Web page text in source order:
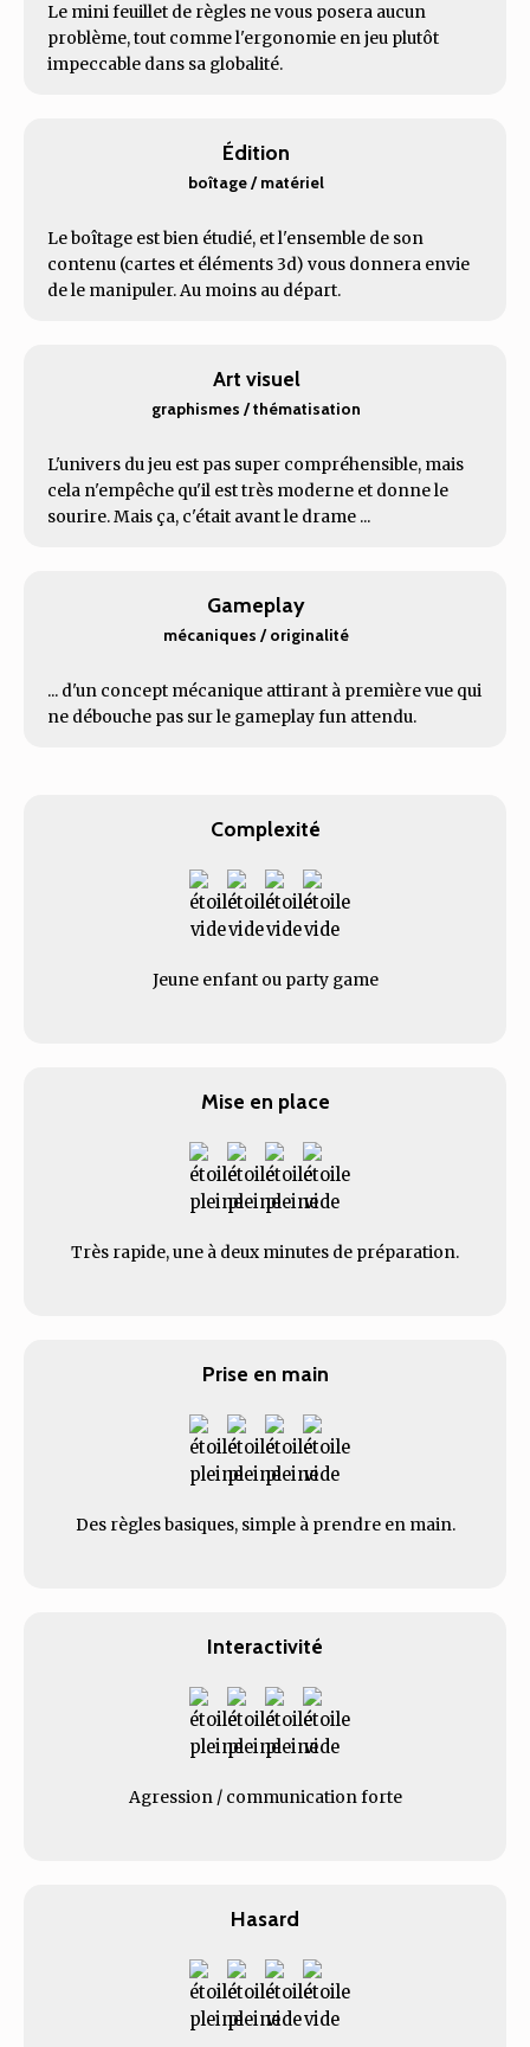
Le mini feuillet de règles ne vous posera aucun
problème, tout comme l'ergonomie en jeu plutôt
impeccable dans sa globalité.
Édition
boîtage / matériel
Le boîtage est bien étudié, et l'ensemble de son
contenu (cartes et éléments 3d) vous donnera envie
de le manipuler. Au moins au départ.
Art visuel
graphismes / thématisation
L'univers du jeu est pas super compréhensible, mais
cela n'empêche qu'il est très moderne et donne le
sourire. Mais ça, c'était avant le drame ...
Gameplay
mécaniques / originalité
... d'un concept mécanique attirant à première vue qui
ne débouche pas sur le gameplay fun attendu.
Complexité
Jeune enfant ou party game
Mise en place
Très rapide, une à deux minutes de préparation.
Prise en main
Des règles basiques, simple à prendre en main.
Interactivité
Agression / communication forte
Hasard